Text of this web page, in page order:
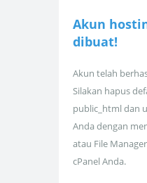
Akun
dibuat!
Akun telah
Silakan hapus
public_html dan
Anda dengan
atau File
cPanel Anda.